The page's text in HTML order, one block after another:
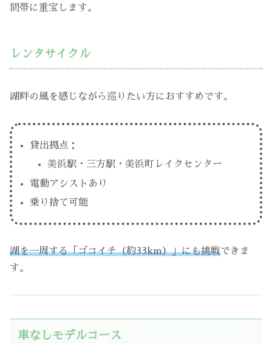
間帯に重宝します。
レンタサイクル
湖畔の風を感じながら巡りたい方におすすめです。
貸出拠点：
美浜駅・三方駅・美浜町レイクセンター
電動アシストあり
乗り捨て可能
湖を一周する「ゴコイチ（約33km）」にも挑戦できま
す。
車なしモデルコース